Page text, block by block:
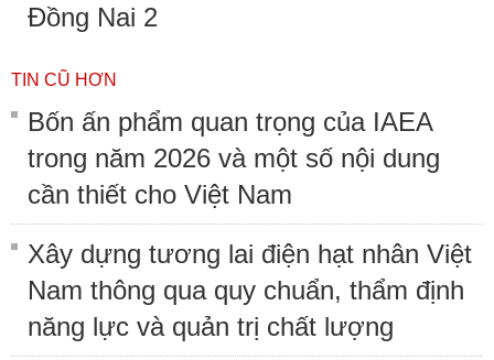
Đồng Nai 2
TIN CŨ HƠN
Bốn ấn phẩm quan trọng của IAEA
trong năm 2026 và một số nội dung
cần thiết cho Việt Nam
Xây dựng tương lai điện hạt nhân Việt
Nam thông qua quy chuẩn, thẩm định
năng lực và quản trị chất lượng